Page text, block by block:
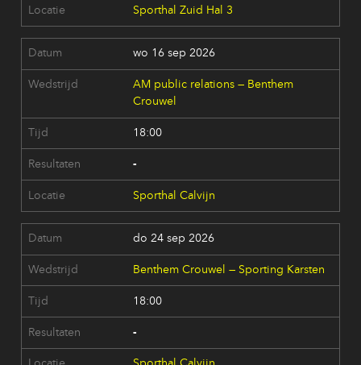
Sporthal Zuid Hal 3
wo 16 sep 2026
AM public relations — Benthem
Crouwel
18:00
-
Sporthal Calvijn
do 24 sep 2026
Benthem Crouwel — Sporting Karsten
18:00
-